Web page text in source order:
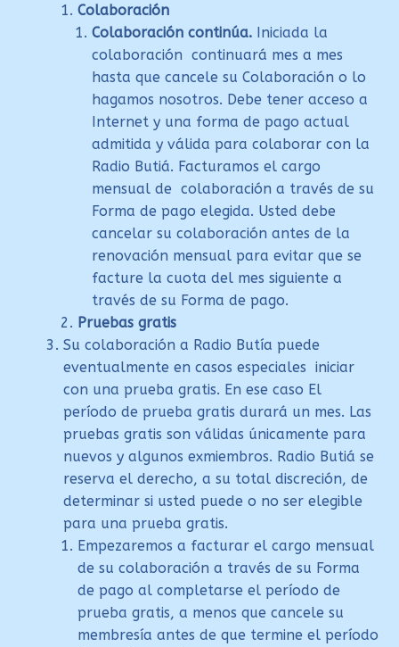
Colaboración
Colaboración continúa.Iniciada la
colaboración continuará mes a mes
hasta que cancele su Colaboración o lo
hagamos nosotros. Debe tener acceso a
Internet y una forma de pago actual
admitida y válida para colaborar con la
Radio Butiá. Facturamos el cargo
mensual de colaboración a través de su
Forma de pago elegida. Usted debe
cancelar su colaboración antes de la
renovación mensual para evitar que se
facture la cuota del mes siguiente a
través de su Forma de pago.
Pruebas gratis
Su colaboración a Radio Butía puede
eventualmente en casos especiales iniciar
con una prueba gratis. En ese caso El
período de prueba gratis durará un mes. Las
pruebas gratis son válidas únicamente para
nuevos y algunos exmiembros. Radio Butiá se
reserva el derecho, a su total discreción, de
determinar si usted puede o no ser elegible
para una prueba gratis.
Empezaremos a facturar el cargo mensual
de su colaboración a través de su Forma
de pago al completarse el período de
prueba gratis, a menos que cancele su
membresía antes de que termine el período